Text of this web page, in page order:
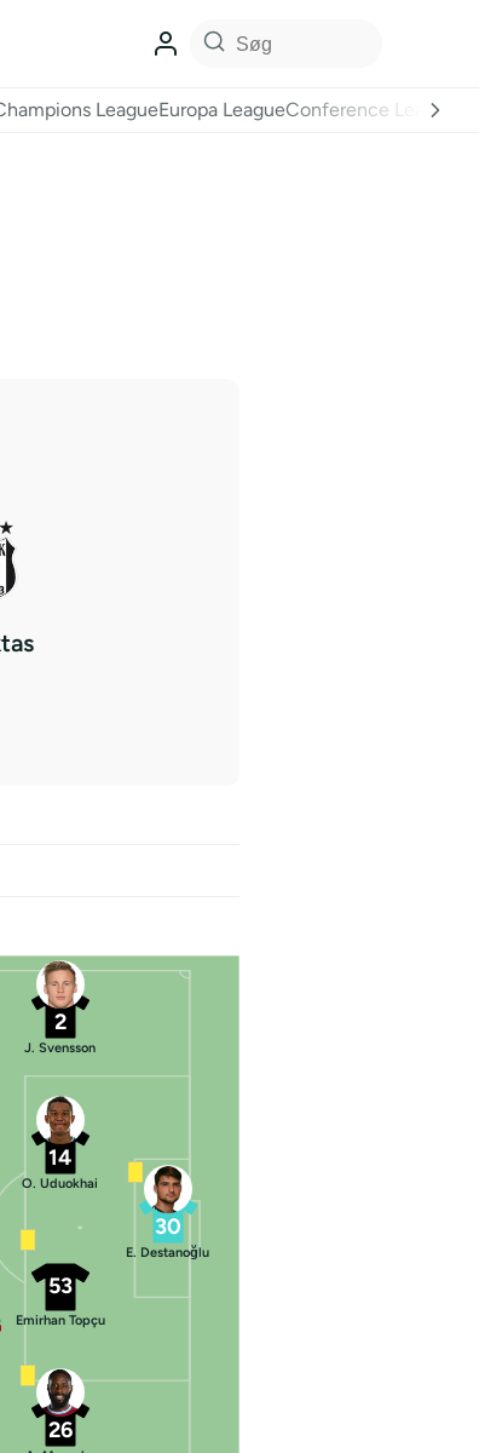
LeagueEuropa LeagueConference League
30
E. Destanoğlu
26
53
Emirhan Topçu
14
O. Uduokhai
2
J. Svensson